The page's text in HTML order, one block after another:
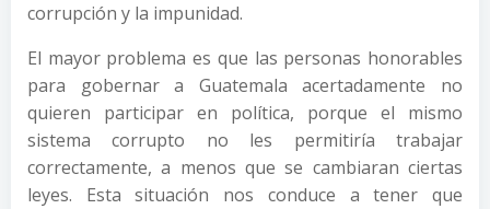
corrupción y la impunidad.
El mayor problema es que las personas honorables
para gobernar a Guatemala acertadamente no
quieren participar en política, porque el mismo
sistema corrupto no les permitiría trabajar
correctamente, a menos que se cambiaran ciertas
leyes. Esta situación nos conduce a tener que